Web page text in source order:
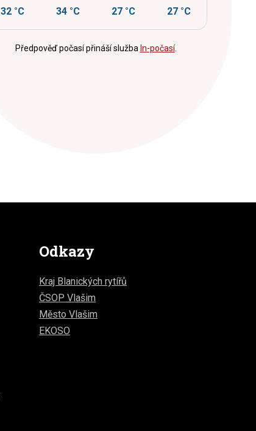
32 °C 34 °C 27 °C 27 °C
Předpověď počasí přináší služba In-počasí.
Odkazy
Kraj Blanických rytířů
ČSOP Vlašim
Město Vlašim
EKOSO